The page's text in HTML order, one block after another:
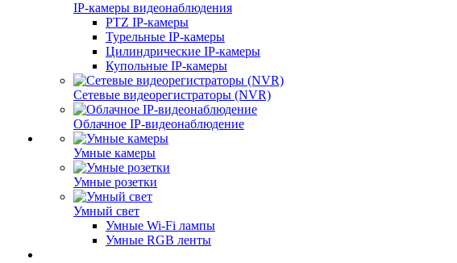
IP-камеры видеонаблюдения
PTZ IP-камеры
Турельные IP-камеры
Цилиндрические IP-камеры
Купольные IP-камеры
Сетевые видеорегистраторы (NVR)
Облачное IP-видеонаблюдение
Умные камеры
Умные розетки
Умный свет
Умные Wi-Fi лампы
Умные RGB ленты